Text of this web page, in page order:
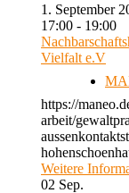
1. September
17:00 - 19:00
Vielfalt e.V
https://
arbeit/
Weitere
02 Sep.